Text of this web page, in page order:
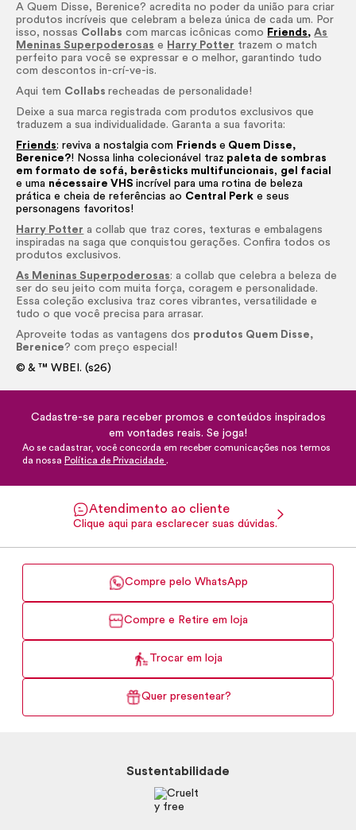
A Quem Disse, Berenice? acredita no poder da união para criar
produtos incríveis que celebram a beleza única de cada um. Por
isso, nossas Collabs com marcas icônicas como Friends, As
Meninas Superpoderosas e Harry Potter trazem o match
perfeito para você se expressar e o melhor, garantindo tudo
com descontos in-crí-ve-is.
Aqui tem Collabsrecheadas de personalidade!
Deixe a sua marca registrada com produtos exclusivos que
traduzem a sua individualidade. Garanta a sua favorita:
Friends: reviva a nostalgia com Friendse Quem Disse,
Berenice?! Nossa linha colecionável traz paleta de sombras
em formato de sofá, berêsticks multifuncionais, gel facial
e uma nécessaire VHSincrível para uma rotina de beleza
prática e cheia de referências ao Central Perk e seus
personagens favoritos!
Harry Potter a collab que traz cores, texturas e embalagens
inspiradas na saga que conquistou gerações. Confira todos os
produtos exclusivos.
As Meninas Superpoderosas: a collab que celebra a beleza de
ser do seu jeito com muita força, coragem e personalidade.
Essa coleção exclusiva traz cores vibrantes, versatilidade e
tudo o que você precisa para arrasar.
Aproveite todas as vantagens dos produtos Quem Disse,
Berenice? com preço especial!
© & ™ WBEI. (s26)
Cadastre-se para receber promos e conteúdos inspirados
em vontades reais. Se joga!
Ao se cadastrar, você concorda em receber comunicações nos termos
da nossa Política de Privacidade .
Atendimento ao cliente
Clique aqui para esclarecer suas dúvidas.
Compre pelo WhatsApp
Compre e Retire em loja
Trocar em loja
Quer presentear?
Sustentabilidade